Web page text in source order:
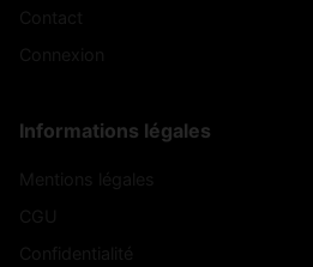
Informations légales